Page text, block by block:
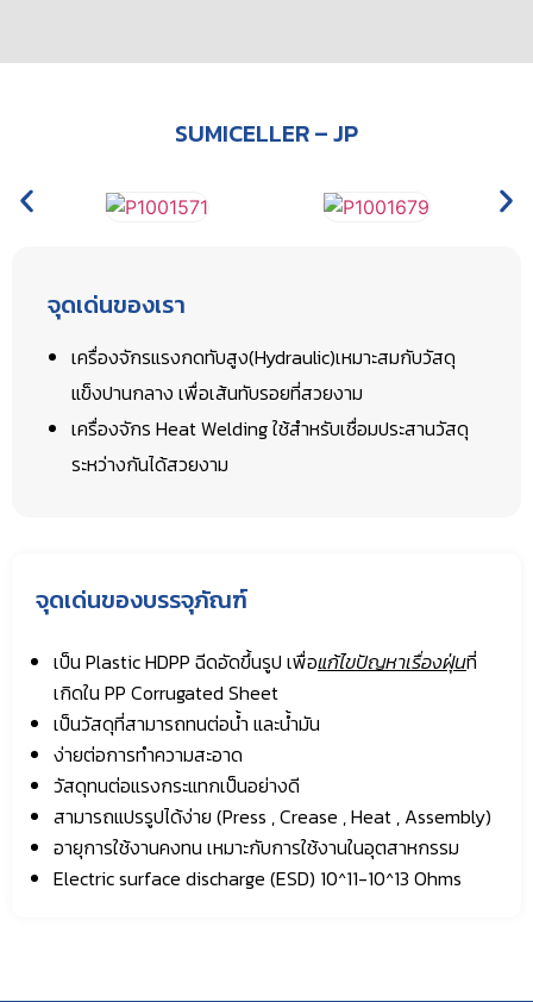
SUMICELLER – JP
จุดเด่นของเรา
เครื่องจักรแรงกดทับสูง(Hydraulic)เหมาะสมกับวัสดุ
แข็งปานกลาง เพื่อเส้นทับรอยที่สวยงาม
เครื่องจักร Heat Welding ใช้สำหรับเชื่อมประสานวัสดุ
ระหว่างกันได้สวยงาม
จุดเด่นของบรรจุภัณฑ์
เป็น Plastic HDPP ฉีดอัดขึ้นรูป เพื่อแก้ไขปัญหาเรื่องฝุ่นที่
เกิดใน PP Corrugated Sheet
เป็นวัสดุที่สามารถทนต่อน้ำ และน้ำมัน
ง่ายต่อการทำความสะอาด
วัสดุทนต่อแรงกระแทกเป็นอย่างดี
สามารถแปรรูปได้ง่าย (Press , Crease , Heat , Assembly)
อายุการใช้งานคงทน เหมาะกับการใช้งานในอุตสาหกรรม
Electric surface discharge (ESD) 10^11-10^13 Ohms